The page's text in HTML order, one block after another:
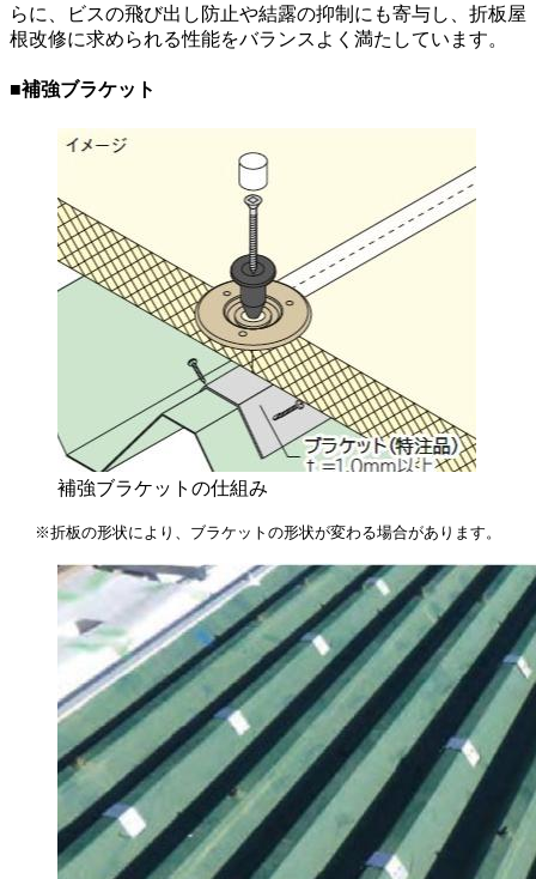
らに、ビスの飛び出し防止や結露の抑制にも寄与し、折板屋
根改修に求められる性能をバランスよく満たしています。
■補強ブラケット
補強ブラケットの仕組み
※折板の形状により、ブラケットの形状が変わる場合があります。